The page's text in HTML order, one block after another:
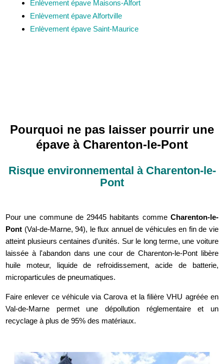
Enlèvement épave Maisons-Alfort
Enlèvement épave Alfortville
Enlèvement épave Saint-Maurice
Pourquoi ne pas laisser pourrir une
épave à Charenton-le-Pont
Risque environnemental à Charenton-le-
Pont
Pour une commune de 29445 habitants comme Charenton-le-
Pont (Val-de-Marne, 94), le flux annuel de véhicules en fin de vie
atteint plusieurs centaines d'unités. Sur le long terme, une voiture
laissée à l'abandon dans une cour de Charenton-le-Pont libère
huile moteur, liquide de refroidissement, acide de batterie,
microparticules de pneumatiques.
Faire enlever ce véhicule via Carova et la filière VHU agréée en
Val-de-Marne permet une dépollution réglementaire et un
recyclage à plus de 95% des matériaux.